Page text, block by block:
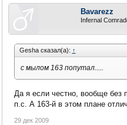
Bavarezz
Infernal
Gesha сказал(а): ↑
с мылом 163 попутал.....
Да я если честно, вообще без
п.с. А 163-й в этом плане
29 дек 2009